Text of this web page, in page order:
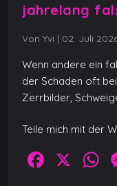
jahrelang
Von Yvi | 02. Juli
Wenn andere ein
der Schaden oft
Zerrbilder,
Teile mich mit der
F
X